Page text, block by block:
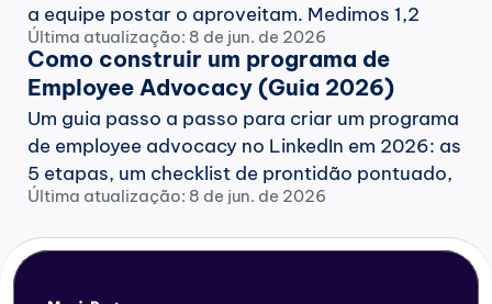
a equipe postar o aproveitam. Medimos 1,2
milhão de posts no LinkedIn para descobrir
quem vence, por que o número de funcionários
não é o fator decisivo, e como fazer os 97%
silenciosos começarem a postar.
Última atualização: 8 de jun. de 2026
Como construir um programa de
Employee Advocacy (Guia 2026)
Um guia passo a passo para criar um programa
de employee advocacy no LinkedIn em 2026: as
5 etapas, um checklist de prontidão pontuado,
as métricas que importam e a única regra que
de 1,2 milhão de posts.
Última atualização: 8 de jun. de 2026